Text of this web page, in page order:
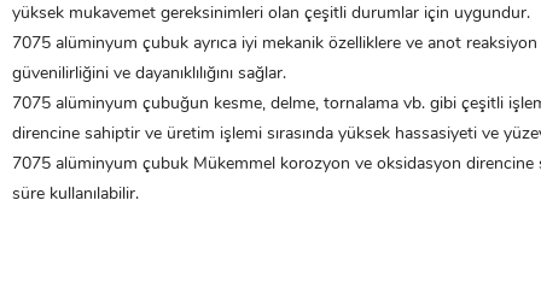
yüksek mukavemet gereksinimleri olan çeşitli durumlar için uygundur.
7075 alüminyum çubuk ayrıca iyi mekanik özelliklere ve anot
güvenilirliğini ve dayanıklılığını sağlar.
7075 alüminyum çubuğun kesme, delme, tornalama vb. gibi çeşitli
direncine sahiptir ve üretim işlemi sırasında yüksek hassasiyeti ve
7075 alüminyum çubuk Mükemmel korozyon ve oksidasyon
süre kullanılabilir.